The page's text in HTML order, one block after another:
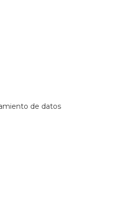
de datos